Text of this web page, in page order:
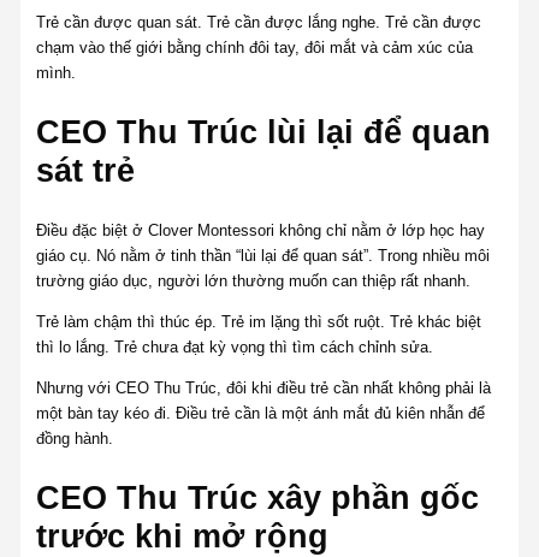
Trẻ cần được quan sát. Trẻ cần được lắng nghe. Trẻ cần được
chạm vào thế giới bằng chính đôi tay, đôi mắt và cảm xúc của
mình.
CEO Thu Trúc lùi lại để quan
sát trẻ
Điều đặc biệt ở Clover Montessori không chỉ nằm ở lớp học hay
giáo cụ. Nó nằm ở tinh thần “lùi lại để quan sát”. Trong nhiều môi
trường giáo dục, người lớn thường muốn can thiệp rất nhanh.
Trẻ làm chậm thì thúc ép. Trẻ im lặng thì sốt ruột. Trẻ khác biệt
thì lo lắng. Trẻ chưa đạt kỳ vọng thì tìm cách chỉnh sửa.
Nhưng với CEO Thu Trúc, đôi khi điều trẻ cần nhất không phải là
một bàn tay kéo đi. Điều trẻ cần là một ánh mắt đủ kiên nhẫn để
đồng hành.
CEO Thu Trúc xây phần gốc
trước khi mở rộng